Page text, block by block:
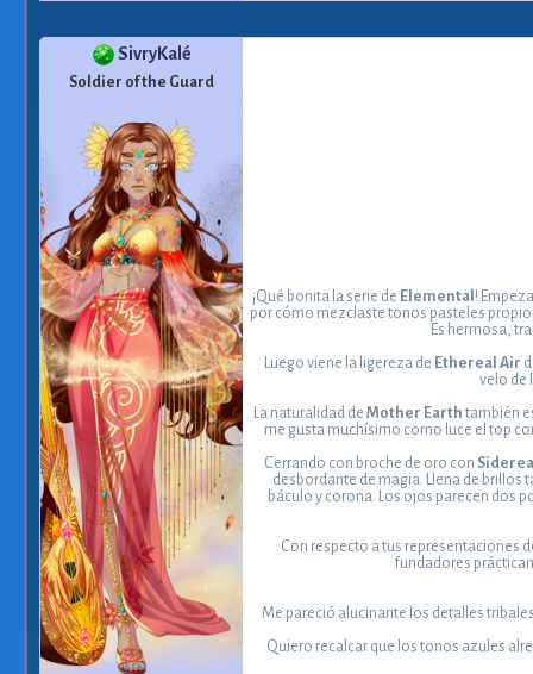
SivryKalé
Soldier of the Guard
¡Qué bonita la serie de Elemental !
por cómo mezclaste tonos pasteles
Es hermosa,
Luego viene la ligereza de Ethereal Air
velo de
La naturalidad de Mother Earth también
me gusta muchísimo como luce el top
Cerrando con broche de oro con
desbordante de magia. Llena de
báculo y corona. Los ojos parecen dos
Con respecto a tus representaciones
fundadores
Me pareció alucinante los detalles
Quiero recalcar que los tonos azules